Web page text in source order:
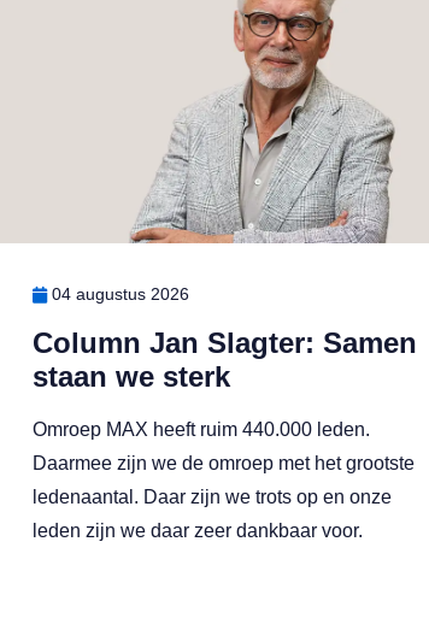
Column Jan Slagter: Samen
staan we sterk
04 augustus 2026
Omroep MAX heeft ruim 440.000 leden.
Daarmee zijn we de omroep met het grootste
ledenaantal. Daar zijn we trots op en onze
leden zijn we daar zeer dankbaar voor.